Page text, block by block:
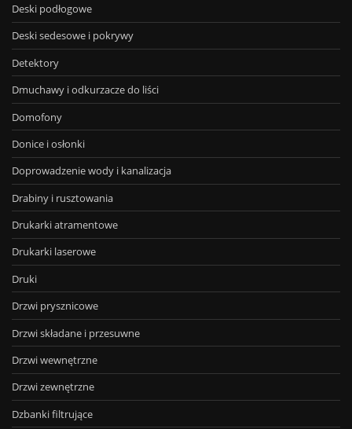
Deski podłogowe
Deski sedesowe i pokrywy
Detektory
Dmuchawy i odkurzacze do liści
Domofony
Donice i osłonki
Doprowadzenie wody i kanalizacja
Drabiny i rusztowania
Drukarki atramentowe
Drukarki laserowe
Druki
Drzwi prysznicowe
Drzwi składane i przesuwne
Drzwi wewnętrzne
Drzwi zewnętrzne
Dzbanki filtrujące